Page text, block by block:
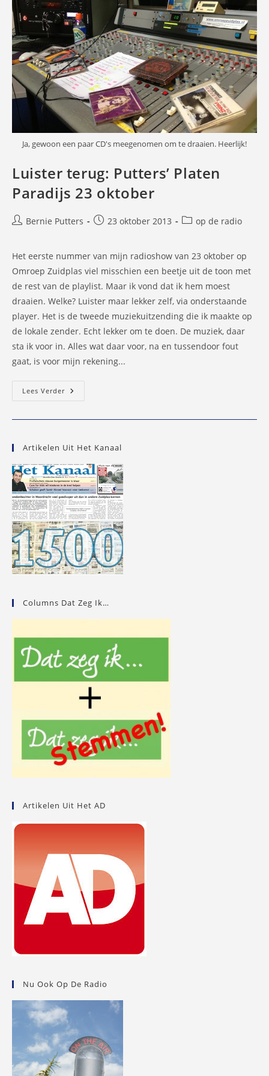
Ja, gewoon een paar CD's meegenomen om te draaien. Heerlijk!
Luister terug: Putters’ Platen
Paradijs 23 oktober
BerichtBernie Putters
Bericht23 oktober 2013 Berichtcategorie:
op de radio
Het eerste nummer van mijn radioshow van 23 oktober op
Omroep Zuidplas viel misschien een beetje uit de toon met
de rest van de playlist. Maar ik vond dat ik hem moest
draaien. Welke? Luister maar lekker zelf, via onderstaande
player. Het is de tweede muziekuitzending die ik maakte op
de lokale zender. Echt lekker om te doen. De muziek, daar
sta ik voor in. Alles wat daar voor, na en tussendoor fout
gaat, is voor mijn rekening...
Lees VerderLuister
Artikelen Uit Het Kanaal
Columns Dat Zeg Ik…
Artikelen Uit Het AD
Nu Ook Op De Radio